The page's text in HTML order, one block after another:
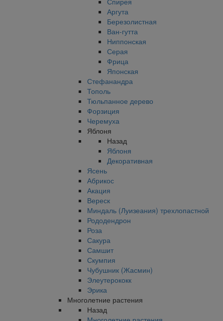
Аргута
Березолистная
Ван-гутта
Ниппонская
Серая
Фрица
Японская
Стефанандра
Тополь
Тюльпанное дерево
Форзиция
Черемуха
Яблоня
Назад
Яблоня
Декоративная
Ясень
Абрикос
Акация
Вереск
Миндаль (Луизеания) трехлопастной
Рододендрон
Роза
Сакура
Самшит
Скумпия
Чубушник (Жасмин)
Элеутерококк
Эрика
Многолетние растения
Назад